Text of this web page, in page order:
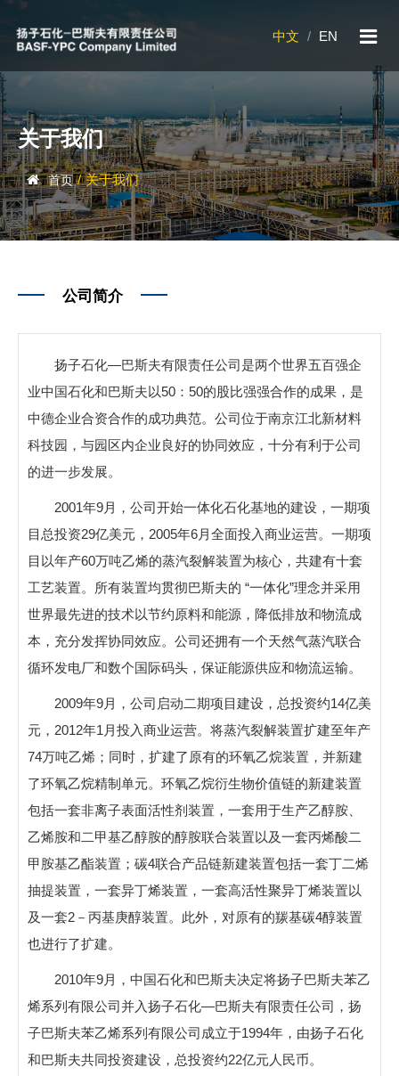
中文 / EN
关于我们
首页 / 关于我们
公司简介
扬子石化—巴斯夫有限责任公司是两个世界五百强企
业中国石化和巴斯夫以50：50的股比强强合作的成果，是
中德企业合资合作的成功典范。公司位于南京江北新材料
科技园，与园区内企业良好的协同效应，十分有利于公司
的进一步发展。
2001年9月，公司开始一体化石化基地的建设，一期项
目总投资29亿美元，2005年6月全面投入商业运营。一期项
目以年产60万吨乙烯的蒸汽裂解装置为核心，共建有十套
工艺装置。所有装置均贯彻巴斯夫的 “一体化”理念并采用
世界最先进的技术以节约原料和能源，降低排放和物流成
本，充分发挥协同效应。公司还拥有一个天然气蒸汽联合
循环发电厂和数个国际码头，保证能源供应和物流运输。
2009年9月，公司启动二期项目建设，总投资约14亿美
元，2012年1月投入商业运营。将蒸汽裂解装置扩建至年产
74万吨乙烯；同时，扩建了原有的环氧乙烷装置，并新建
了环氧乙烷精制单元。环氧乙烷衍生物价值链的新建装置
包括一套非离子表面活性剂装置，一套用于生产乙醇胺、
乙烯胺和二甲基乙醇胺的醇胺联合装置以及一套丙烯酸二
甲胺基乙酯装置；碳4联合产品链新建装置包括一套丁二烯
抽提装置，一套异丁烯装置，一套高活性聚异丁烯装置以
及一套2－丙基庚醇装置。此外，对原有的羰基碳4醇装置
也进行了扩建。
2010年9月，中国石化和巴斯夫决定将扬子巴斯夫苯乙
烯系列有限公司并入扬子石化—巴斯夫有限责任公司，扬
子巴斯夫苯乙烯系列有限公司成立于1994年，由扬子石化
和巴斯夫共同投资建设，总投资约22亿元人民币。